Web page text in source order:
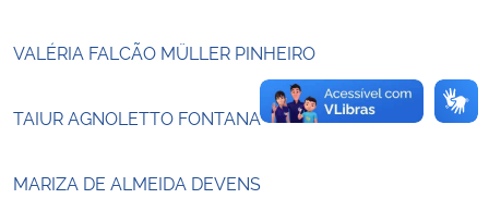
Advocacia-Geral da União
VALÉRIA FALCÃO MÜLLER PINHEIRO
TAIUR AGNOLETTO FONTANA
MARIZA DE ALMEIDA DEVENS